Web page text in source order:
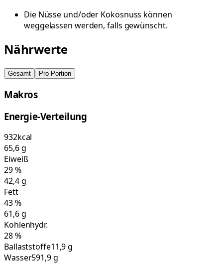
Die Nüsse und/oder Kokosnuss können
weggelassen werden, falls gewünscht.
Nährwerte
Gesamt Pro Portion
Makros
Energie-Verteilung
932kcal
65,6g
Eiweiß
29%
42,4g
Fett
43%
61,6g
Kohlenhydr.
28%
Ballaststoffe11,9 g
Wasser591,9 g